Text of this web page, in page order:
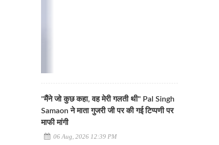
"मैंने जो कुछ कहा, वह मेरी गलती थी" Pal Singh
Samaon ने माता गुजरी जी पर की गई टिप्पणी पर
माफी मांगी
06 Aug, 2026 12:39 PM